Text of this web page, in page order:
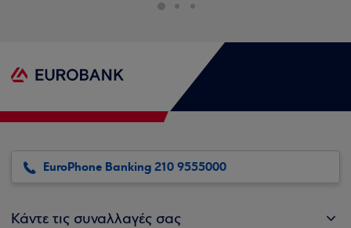
EuroPhone Banking 210 9555000
Κάντε τις συναλλαγές σας